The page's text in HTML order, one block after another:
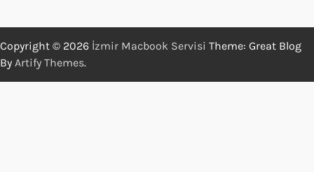
Copyright © 2026 İzmir Macbook Servisi Theme: Great Blog
By Artify Themes.